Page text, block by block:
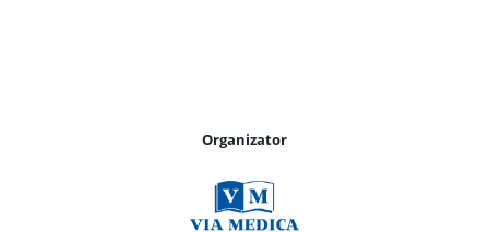
Organizator